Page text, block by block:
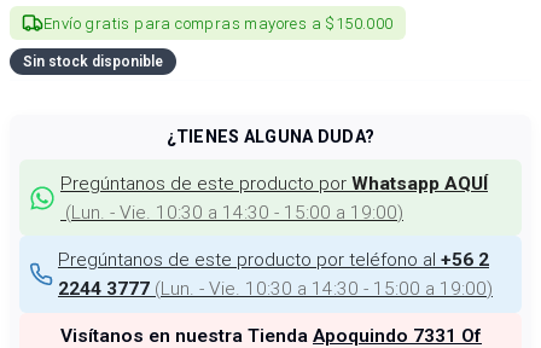
Envío gratis para compras mayores a $150.000
Sin stock disponible
¿TIENES ALGUNA DUDA?
Pregúntanos de este producto por Whatsapp AQUÍ
(Lun. - Vie. 10:30 a 14:30 - 15:00 a 19:00)
Pregúntanos de este producto por teléfono al +56 2
2244 3777 (Lun. - Vie. 10:30 a 14:30 - 15:00 a 19:00)
Visítanos en nuestra Tienda Apoquindo 7331 Of